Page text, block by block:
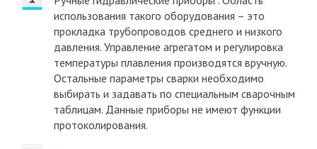
использования такого оборудования – это
прокладка трубопроводов среднего и низкого
давления. Управление агрегатом и регулировка
температуры плавления производятся вручную.
Остальные параметры сварки необходимо
выбирать и задавать по специальным сварочным
таблицам. Данные приборы не имеют функции
протоколирования.